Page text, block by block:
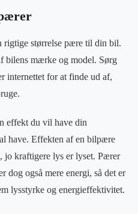
rigtige størrelse pære til din bil.
bilens mærke og model. Sørg
internettet for at finde ud af,
effekt du vil have din
have. Effekten af en bilpære
jo kraftigere lys er lyset. Pærer
dog også mere energi, så det er
lysstyrke og energieffektivitet.